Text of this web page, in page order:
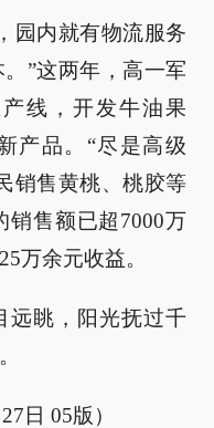
园内就有物流服务
”这两年，高一军
线，开发牛油果
产品。“尽是高级
销售黄桃、桃胶等
销售额已超7000万
万余元收益。
远眺，阳光抚过千
日 05版）